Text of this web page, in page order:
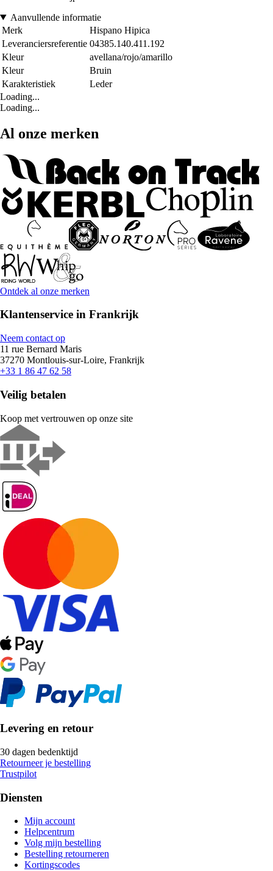
Aanvullende informatie
Merk
Hispano Hipica
Leveranciersreferentie 04385.140.411.192
Kleur
avellana/rojo/amarillo
Kleur
Bruin
Karakteristiek
Leder
Loading...
Loading...
Al onze merken
Ontdek al onze merken
Klantenservice in Frankrijk
Neem contact op
11 rue Bernard Maris
37270 Montlouis-sur-Loire, Frankrijk
+33 1 86 47 62 58
Veilig betalen
Koop met vertrouwen op onze site
Levering en retour
30 dagen bedenktijd
Retourneer je bestelling
Trustpilot
Diensten
Mijn account
Helpcentrum
Volg mijn bestelling
Bestelling retourneren
Kortingscodes